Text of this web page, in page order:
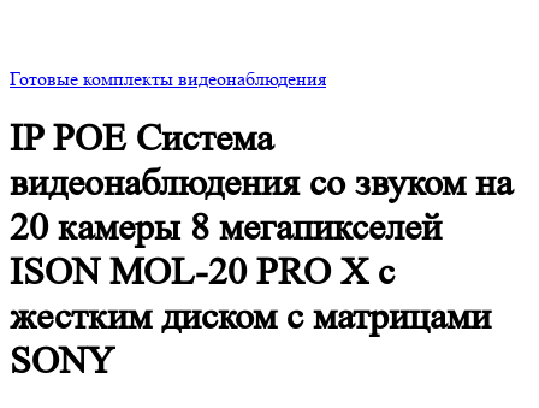
Готовые комплекты видеонаблюдения
IP POE Система
видеонаблюдения со звуком на
20 камеры 8 мегапикселей
ISON MOL-20 PRO X с
жестким диском с матрицами
SONY